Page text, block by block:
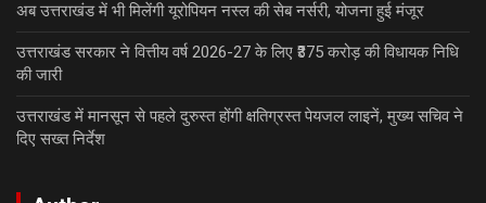
अब उत्तराखंड में भी मिलेंगी यूरोपियन नस्ल की सेब नर्सरी, योजना हुई मंजूर
उत्तराखंड सरकार ने वित्तीय वर्ष 2026-27 के लिए ₹375 करोड़ की विधायक निधि
की जारी
उत्तराखंड में मानसून से पहले दुरुस्त होंगी क्षतिग्रस्त पेयजल लाइनें, मुख्य सचिव ने
दिए सख्त निर्देश